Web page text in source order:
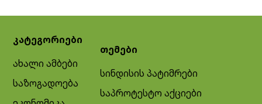
კატეგორიები
ახალი ამბები
საზოგადოება
თემები
სინდისის პატიმრები
საპროტესტო აქციები